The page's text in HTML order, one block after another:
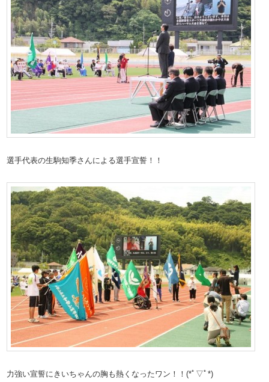
選手代表の生駒知季さんによる選手宣誓！！
力強い宣誓にきいちゃんの胸も熱くなったワン！！(*ﾟ▽ﾟ*)